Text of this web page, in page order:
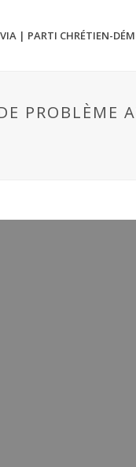
VIA | PARTI CHRÉTIEN-
PROBLÈME